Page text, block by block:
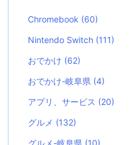
Chromebook (60)
Nintendo Switch (111)
おでかけ (62)
おでかけ-岐阜県 (4)
アプリ、サービス (20)
グルメ (132)
グルメ-岐阜県 (10)